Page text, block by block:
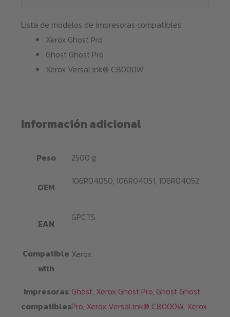
Lista de modelos de impresoras compatibles
Xerox Ghost Pro
Ghost Ghost Pro
Xerox VersaLink® C8000W
Información adicional
Peso 2500 g
OEM
106R04050, 106R04051, 106R04052
EAN
GPCTS
Compatible
with
Xerox
Impresoras
compatibles
Ghost, Xerox Ghost Pro, Ghost Ghost
Pro, Xerox VersaLink® C8000W, Xerox